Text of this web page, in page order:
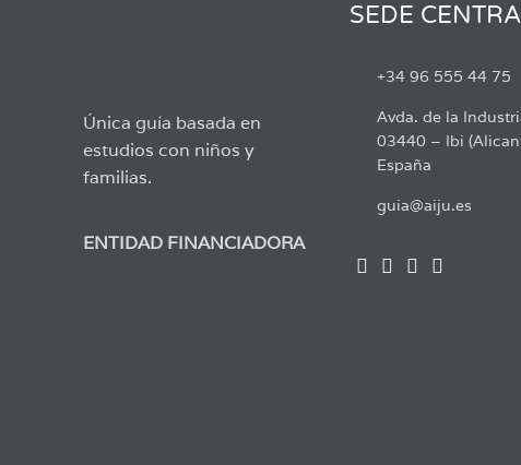
Única guía basada en
estudios con niños y
familias.
ENTIDAD FINANCIADORA
SEDE
+34 96 555 44 75
Avda. de la
03440 – Ibi
España
guia@aiju.es